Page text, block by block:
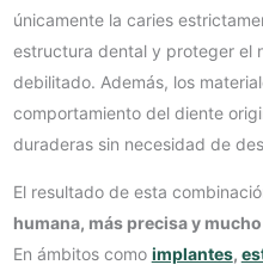
únicamente la caries
estructura dental y proteger el
debilitado. Además, los
comportamiento del diente
duraderas sin necesidad de
El resultado de esta
humana, más precisa y
En ámbitos como implantes,